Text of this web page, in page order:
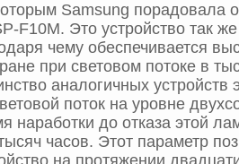
Samsung порадовала
F10M. Это устройство так
чему обеспечивается
при световом потоке в
аналогичных устройств
поток на уровне
наработки до отказа этой
часов. Этот параметр